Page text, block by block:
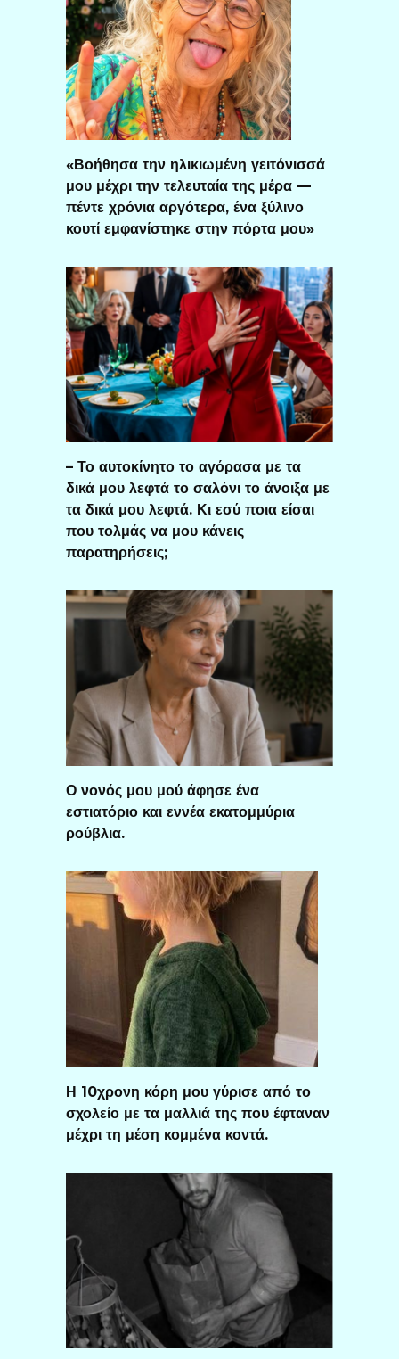
«Βοήθησα την ηλικιωμένη γειτόνισσά
μου μέχρι την τελευταία της μέρα —
πέντε χρόνια αργότερα, ένα ξύλινο
κουτί εμφανίστηκε στην πόρτα μου»
– Το αυτοκίνητο το αγόρασα με τα
δικά μου λεφτά το σαλόνι το άνοιξα με
τα δικά μου λεφτά. Κι εσύ ποια είσαι
που τολμάς να μου κάνεις
παρατηρήσεις;
Ο νονός μου μού άφησε ένα
εστιατόριο και εννέα εκατομμύρια
ρούβλια.
Η 10χρονη κόρη μου γύρισε από το
σχολείο με τα μαλλιά της που έφταναν
μέχρι τη μέση κομμένα κοντά.